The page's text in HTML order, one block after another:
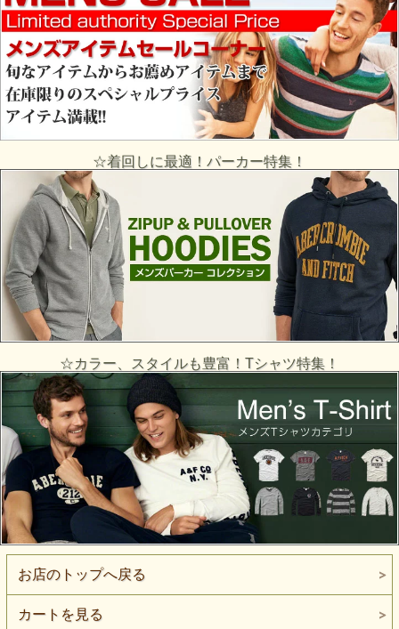
☆着回しに最適！パーカー特集！
☆カラー、スタイルも豊富！Tシャツ特集！
お店のトップへ戻る
カートを見る